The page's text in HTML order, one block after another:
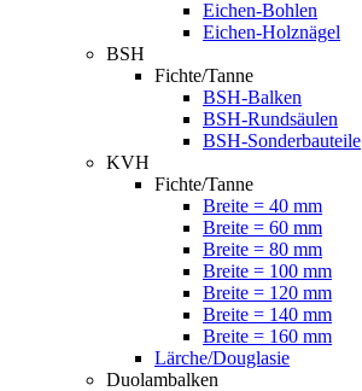
Eichen-Bohlen
Eichen-Holznägel
BSH
Fichte/Tanne
BSH-Balken
BSH-Rundsäulen
BSH-Sonderbauteile
KVH
Fichte/Tanne
Breite = 40 mm
Breite = 60 mm
Breite = 80 mm
Breite = 100 mm
Breite = 120 mm
Breite = 140 mm
Breite = 160 mm
Lärche/Douglasie
Duolambalken